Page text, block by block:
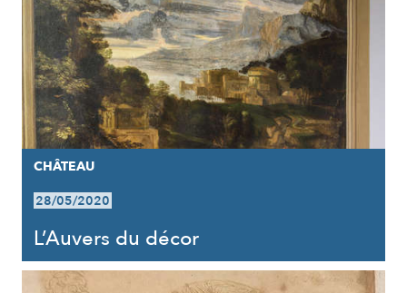
CHÂTEAU
28/05/2020
L’Auvers du décor